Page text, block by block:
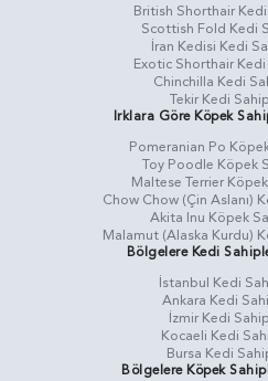
British Shorthair
Scottish Fold Kedi
İran Kedisi Kedi
Exotic Shorthair
Chinchilla Kedi
Tekir Kedi
Irklara Göre Köpek
Pomeranian Po
Toy Poodle Köpek
Maltese Terrier
Chow Chow (Çin Aslanı)
Akita Inu Köpek
Malamut (Alaska Kurdu)
Bölgelere Kedi
İstanbul Kedi
Ankara Kedi
İzmir Kedi
Kocaeli Kedi
Bursa Kedi
Bölgelere Köpek